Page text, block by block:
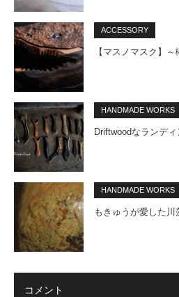
ACCESSORY
【マスノマスク】
HANDMADE WORKS
Driftwoodなランディ
HANDMADE WORKS
もきゅうが愛した川
コメント